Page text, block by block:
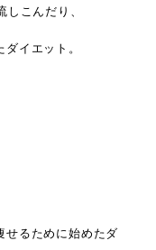
こんだり、
イエット。
せるために始めたダ